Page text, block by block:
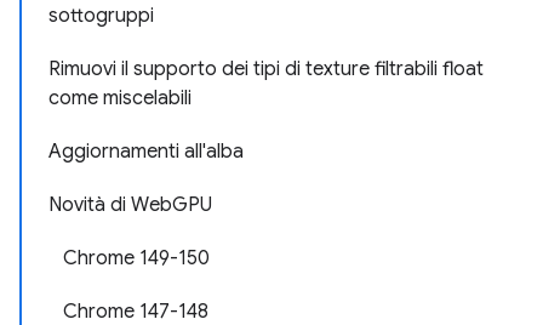
sottogruppi
Rimuovi il supporto dei tipi di texture filtrabili float
come miscelabili
Aggiornamenti all'alba
Novità di WebGPU
Chrome 149-150
Chrome 147-148